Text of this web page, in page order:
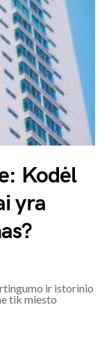
Kodėl
yra
ir istorinio
tik miesto